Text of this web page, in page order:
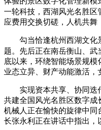
一轮科技，西湖风光名胜区
应费用交换切磋，人机共舞
勾当恰逢杭州西湖文化景
题。先后正在南岳衡山、武
底以来，环绕智能场景规
业态立异、财产动能激活，
实现资本共享、协同迭代
共建全国风光名胜区数字成
机械人正在愉快的旋律中
长张永利正在讲话中指出，